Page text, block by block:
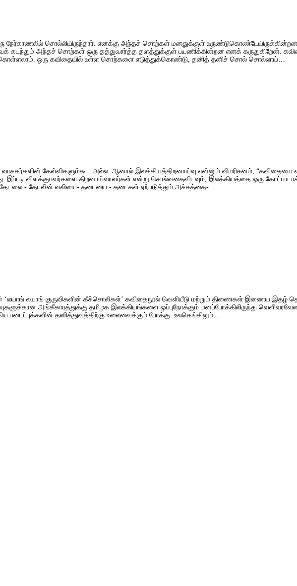
நேர்காணலில் சொல்லியிருந்தார். எனக்கு அந்தச் சொற்கள் மனதுக்குள்
அந்தச் சொற்கள் ஒரு தத்துவார்த்த தளத்துக்குள் பயணிக்கின்றன எனக் கருதுகிறேன்.
ஒரு கவிதையில் உள்ள சொற்களை எடுத்துக்கொண்டு, தனித் தனிச் சொல் சொல்லாய்…
கேள்விகளும்கூட அல்ல. ஆனால் இலக்கியத்திறனாய்வு என்னும் விமரிசனம், “கவிதையை
இப்படி விளக்குபவர்களை திறனாய்வாளர்கள் என்று சொல்வதைவிடவும், இலக்கியத்தை ஒரு
தேடலை - தேடலின் வலியை- தடையை - தடைகள் ஏற்படுத்தும் அச்சத்தை-…
‘லயாங் லயாங் குருவிகளின் கீச்சொலிகள்’ கவிதைநூல் வெளியீடு மற்றும் திணைகள் இணைய இதழ்
அங்கீகாரத்துக்கு தமிழக இலக்கியங்களை ஒப்புநோக்கும் மனப்போக்கிலிருந்து
படைப்புக்களின் தனித்துவத்திற்கு உலைவைக்கும் போக்கு. உலகெங்கிலும்…